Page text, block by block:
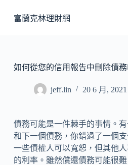
至
容
富蘭克林理財網
如何從您的信用報告中刪除債
jeff.lin 20 6 月, 2021
債務可能是一件棘手的事情。
和下一個債務，你錯過了一個
一些債權人可以寬恕，但其他
的利率。雖然償還債務可能很